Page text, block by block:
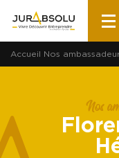
Accueil Nos
Nos